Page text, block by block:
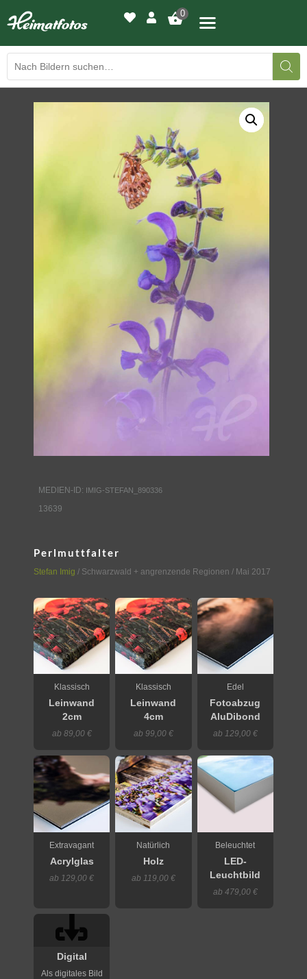
0
DRUCKQUALITÄTEN
LED-LEUCHTBILDER
WIR DRUCKEN IHR BILD
AUSSTELLUNGEN
HEIMATLICHTER
KONTAKT
MEDIEN-ID: IMIG-STEFAN_890336
13639
Perlmuttfalter
Stefan Imig / Schwarzwald + angrenzende Regionen / Mai 2017
Klassisch
Leinwand
2cm
ab 89,00 €
Klassisch
Leinwand
4cm
ab 99,00 €
Edel
Fotoabzug
AluDibond
ab 129,00 €
Extravagant
Acrylglas
ab 129,00 €
Natürlich
Holz
ab 119,00 €
Beleuchtet
LED-
Leuchtbild
ab 479,00 €
Digital
Als digitales Bild